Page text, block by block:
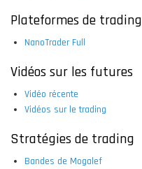
Plateformes de trading
NanoTrader Full
Vidéos sur les futures
Vidéo récente
Vidéos sur le trading
Stratégies de trading
Bandes de Mogalef